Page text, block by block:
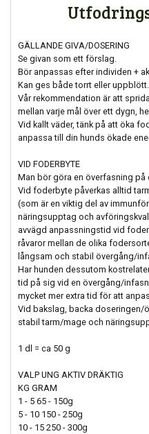
GÄLLANDE GIVA/DOSERING
Se givan som ett förslag.
Bör anpassas efter individen +
Kan ges både torrt eller uppblött.
Vår rekommendation är att
mellan varje mål över ett dygn,
Vid kallt väder, tänk på att öka
anpassa till din hunds ökade
VID FODERBYTE
Man bör göra en överfasning på
Vid foderbyte påverkas alltid
(som är en viktig del av
näringsupptag och
avvägd anpassningstid vid
råvaror mellan de olika
långsam och stabil övergång/
Har hunden dessutom
tid på sig vid en övergång/
mycket mer extra tid för att
Vid bakslag, backa doseringen/
stabil tarm/mage och
1 dl = ca 50 g
VALP UNG AKTIV DRÄKTIG
KG GRAM
1 - 5 65 - 150g
5 - 10 150 - 250g
10 - 15 250 - 300g